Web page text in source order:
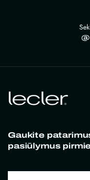
Gaukite
pasiūlymus